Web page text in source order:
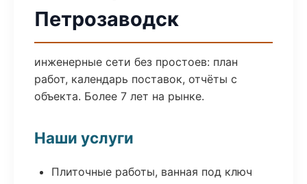
Петрозаводск
инженерные сети без простоев: план
работ, календарь поставок, отчёты с
объекта. Более 7 лет на рынке.
Наши услуги
Плиточные работы, ванная под ключ